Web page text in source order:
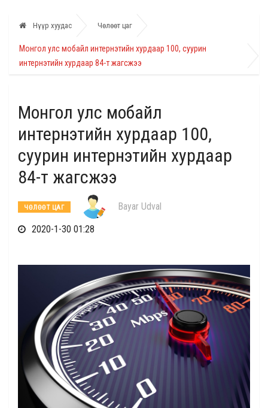
Нүүр хуудас Чөлөөт цаг
Монгол улс мобайл интернэтийн хурдаар 100, суурин
интернэтийн хурдаар 84-т жагсжээ
Монгол улс мобайл
интернэтийн хурдаар 100,
суурин интернэтийн хурдаар
84-т жагсжээ
ЧӨЛӨӨТ ЦАГ
Bayar Udval
2020-1-30 01:28